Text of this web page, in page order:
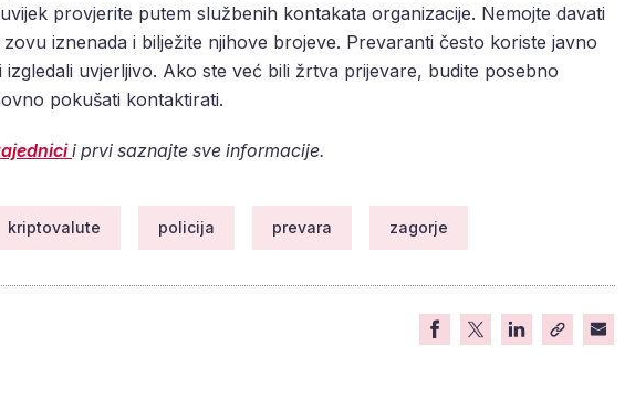
provjerite putem službenih kontakata organizacije. Nemojte davati
iznenada i bilježite njihove brojeve. Prevaranti često koriste javno
uvjerljivo. Ako ste već bili žrtva prijevare, budite posebno
pokušati kontaktirati.
i prvi saznajte sve informacije.
kriptovalute policija prevara zagorje